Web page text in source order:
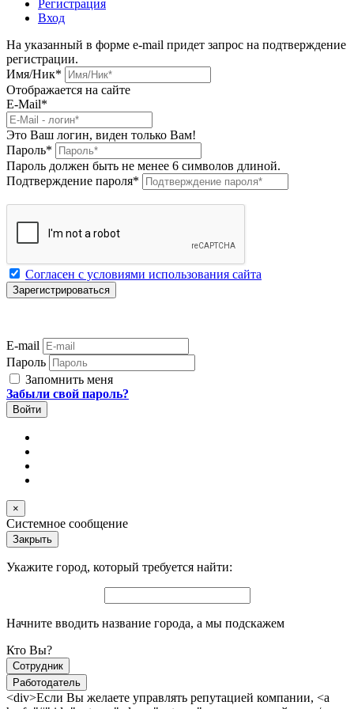
Регистрация
Вход
На указанный в форме e-mail придет запрос на подтверждение
регистрации.
Имя/Ник*
Отображается на сайте
E-Mail*
Это Ваш логин, виден только Вам!
Пароль*
Пароль должен быть не менее 6 символов длиной.
Подтверждение пароля*
Согласен с условиями использования сайта
E-mail
Пароль
Запомнить меня
Забыли свой пароль?
×
Системное сообщение
Закрыть
Укажите город, который требуется найти:
Начните вводить название города, а мы подскажем
Кто Вы?
Сотрудник
Работодатель
<div>Если Вы желаете управлять репутацией компании, <a